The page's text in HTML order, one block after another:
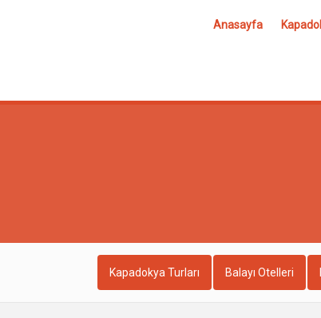
Anasayfa
Kapadokya Turları Balayı Otelleri